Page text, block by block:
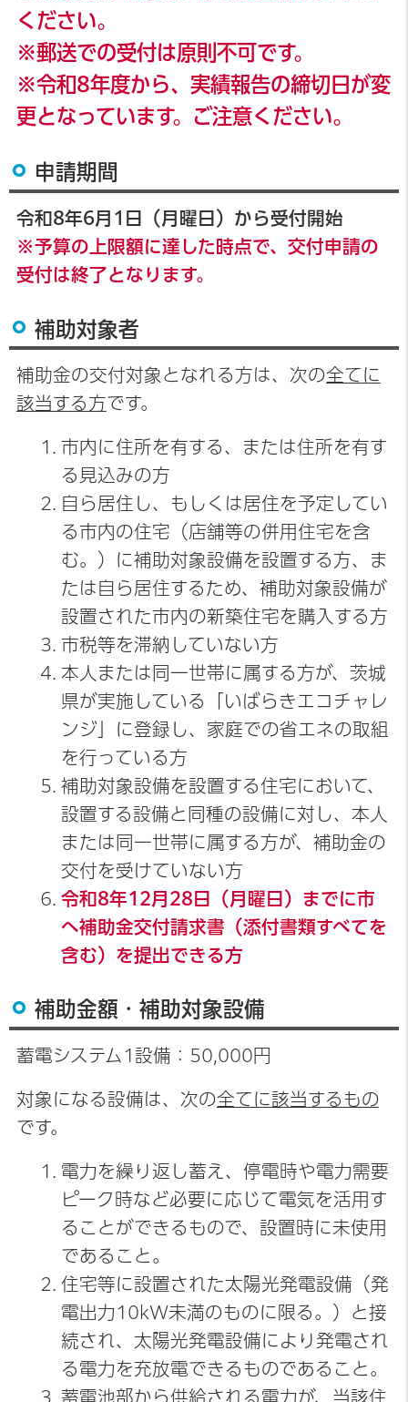
ください。
※郵送での受付は原則不可です。
※令和8年度から、実績報告の締切日が変
更となっています。ご注意ください。
申請期間
令和8年6月1日（月曜日）から受付開始
※予算の上限額に達した時点で、交付申請の
受付は終了となります。
補助対象者
補助金の交付対象となれる方は、次の全てに
該当する方です。
市内に住所を有する、または住所を有す
る見込みの方
自ら居住し、もしくは居住を予定してい
る市内の住宅（店舗等の併用住宅を含
む。）に補助対象設備を設置する方、ま
たは自ら居住するため、補助対象設備が
設置された市内の新築住宅を購入する方
市税等を滞納していない方
本人または同一世帯に属する方が、茨城
県が実施している「いばらきエコチャレ
ンジ」に登録し、家庭での省エネの取組
を行っている方
補助対象設備を設置する住宅において、
設置する設備と同種の設備に対し、本人
または同一世帯に属する方が、補助金の
交付を受けていない方
令和8年12月28日（月曜日）までに市
へ補助金交付請求書（添付書類すべてを
含む）を提出できる方
補助金額・補助対象設備
蓄電システム1設備：50,000円
対象になる設備は、次の全てに該当するもの
です。
電力を繰り返し蓄え、停電時や電力需要
ピーク時など必要に応じて電気を活用す
ることができるもので、設置時に未使用
であること。
住宅等に設置された太陽光発電設備（発
電出力10kW未満のものに限る。）と接
続され、太陽光発電設備により発電され
る電力を充放電できるものであること。
蓄電池部から供給される電力が、当該住